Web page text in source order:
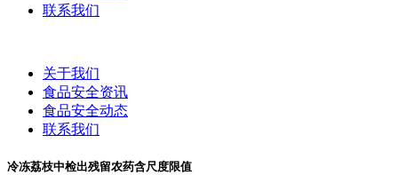
联系我们
关于我们
食品安全资讯
食品安全动态
联系我们
冷冻荔枝中检出残留农药含尺度限值